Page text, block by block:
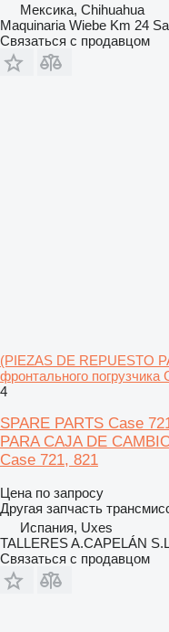
Мексика, Chihuahua
Maquinaria Wiebe Km 24 Sa
Связаться с продавцом
(PIEZAS DE REPUESTO
фронтального погрузчика
4
SPARE PARTS Case
PARA CAJA DE
Case 721, 821
Цена по запросу
Другая запчасть
Испания, Uxes
TALLERES A.CAPELÁN
Связаться с продавцом